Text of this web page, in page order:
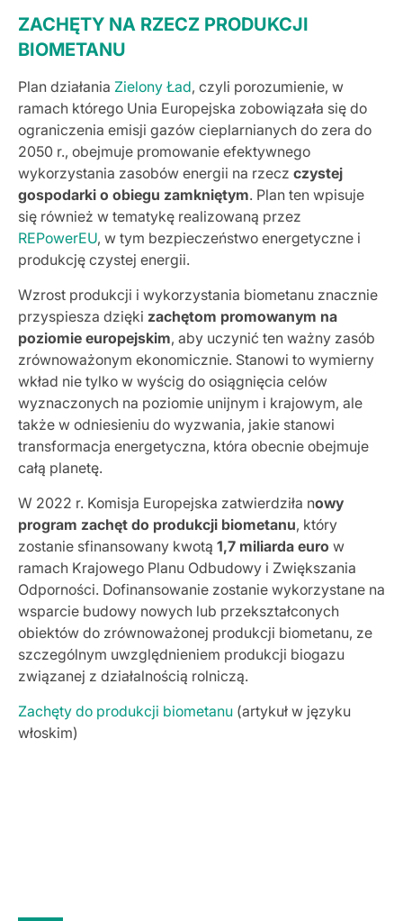
ZACHĘTY NA RZECZ PRODUKCJI
BIOMETANU
Plan działania Zielony Ład, czyli porozumienie, w
ramach którego Unia Europejska zobowiązała się do
ograniczenia emisji gazów cieplarnianych do zera do
2050 r., obejmuje promowanie efektywnego
wykorzystania zasobów energii na rzecz czystej
gospodarki o obiegu zamkniętym. Plan ten wpisuje
się również w tematykę realizowaną przez
REPowerEU, w tym bezpieczeństwo energetyczne i
produkcję czystej energii.
Wzrost produkcji i wykorzystania biometanu znacznie
przyspiesza dzięki zachętom promowanym na
poziomie europejskim, aby uczynić ten ważny zasób
zrównoważonym ekonomicznie. Stanowi to wymierny
wkład nie tylko w wyścig do osiągnięcia celów
wyznaczonych na poziomie unijnym i krajowym, ale
także w odniesieniu do wyzwania, jakie stanowi
transformacja energetyczna, która obecnie obejmuje
całą planetę.
W 2022 r. Komisja Europejska zatwierdziła nowy
program zachęt do produkcji biometanu, który
zostanie sfinansowany kwotą 1,7 miliarda euro w
ramach Krajowego Planu Odbudowy i Zwiększania
Odporności. Dofinansowanie zostanie wykorzystane na
wsparcie budowy nowych lub przekształconych
obiektów do zrównoważonej produkcji biometanu, ze
szczególnym uwzględnieniem produkcji biogazu
związanej z działalnością rolniczą.
Zachęty do produkcji biometanu (artykuł w języku
włoskim)